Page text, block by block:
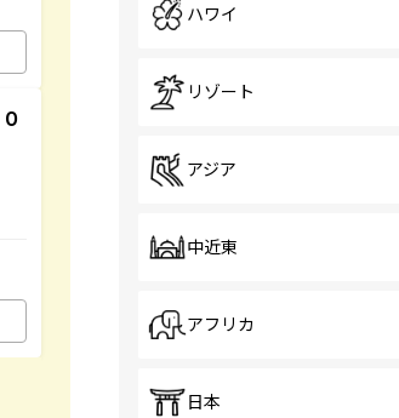
ハワイ
リゾート
アジア
中近東
アフリカ
日本